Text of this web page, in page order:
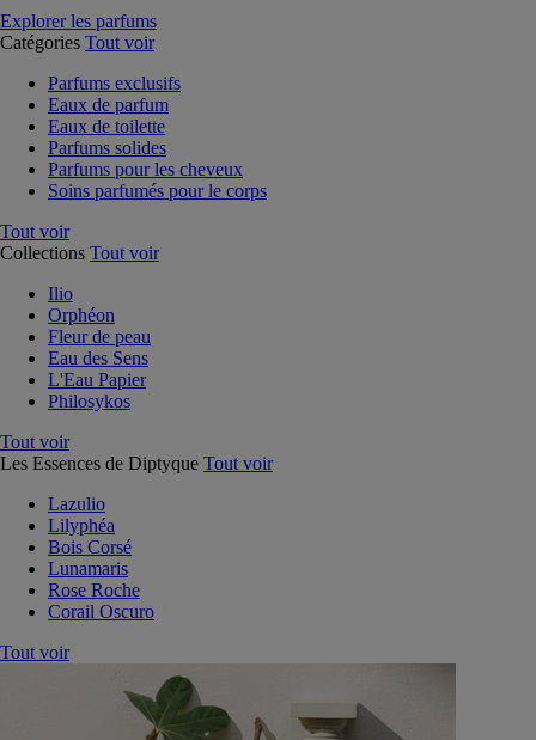
Explorer les parfums
Catégories Tout voir
Parfums exclusifs
Eaux de parfum
Eaux de toilette
Parfums solides
Parfums pour les cheveux
Soins parfumés pour le corps
Tout voir
Collections Tout voir
Ilio
Orphéon
Fleur de peau
Eau des Sens
L'Eau Papier
Philosykos
Tout voir
Les Essences de Diptyque Tout voir
Lazulio
Lilyphéa
Bois Corsé
Lunamaris
Rose Roche
Corail Oscuro
Tout voir